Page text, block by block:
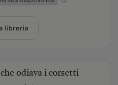
libreria
odiava i corsetti